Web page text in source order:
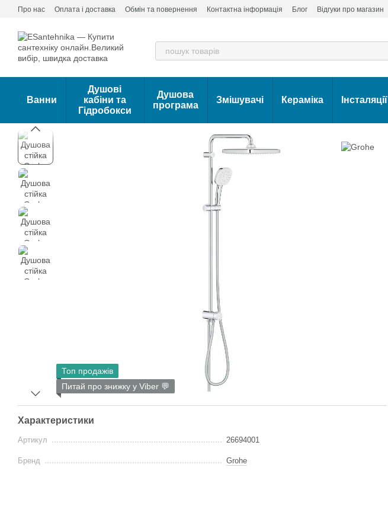
Перейти до основного контенту
Про нас Оплата і доставка Обмін та повернення Контактна інформація Блог Відгуки про магазин
Ванни
Душові
кабіни та
Гідробокси
Душова
програма
Змішувачі Кераміка Інсталяції
Топ продажів
Питай про знижку у Viber 💬
Характеристики
Артикул 26694001
Бренд Grohe